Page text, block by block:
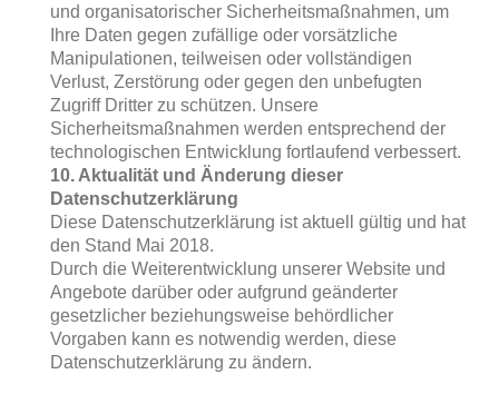
und organisatorischer Sicherheitsmaßnahmen, um
Ihre Daten gegen zufällige oder vorsätzliche
Manipulationen, teilweisen oder vollständigen
Verlust, Zerstörung oder gegen den unbefugten
Zugriff Dritter zu schützen. Unsere
Sicherheitsmaßnahmen werden entsprechend der
technologischen Entwicklung fortlaufend verbessert.
10. Aktualität und Änderung dieser
Datenschutzerklärung
Diese Datenschutzerklärung ist aktuell gültig und hat
den Stand Mai 2018.
Durch die Weiterentwicklung unserer Website und
Angebote darüber oder aufgrund geänderter
gesetzlicher beziehungsweise behördlicher
Vorgaben kann es notwendig werden, diese
Datenschutzerklärung zu ändern.